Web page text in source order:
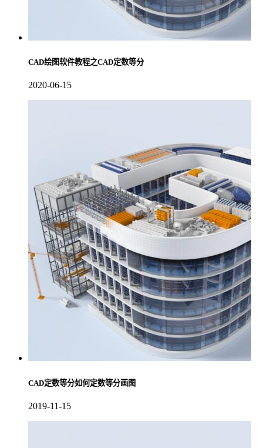
CAD绘图软件教程之CAD定数等分
2020-06-15
CAD定数等分如何定数等分画图
2019-11-15